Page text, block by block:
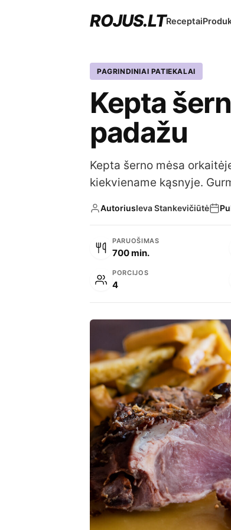
ROJUS.LTReceptai
PAGRINDINIAI PATIEKALAI
Kepta
padažu
Kepta šerno mėsa
kiekviename kąsnyje.
AutoriusIeva Stankevičiūtė
PARUOŠIMAS
700 min.
PORCIJOS
4